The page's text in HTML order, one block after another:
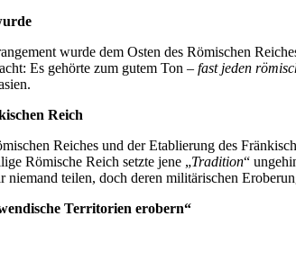
wurde dem Osten des Römischen
Es gehörte zum gutem Ton – fast jeden
Reich
Reiches und der Etablierung des
Römische Reich setzte jene „Tradition“
niemand teilen, doch deren militärischen
Territorien erobern“